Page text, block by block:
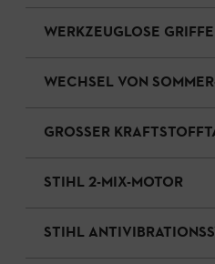
WERKZEUGLOSE
WECHSEL VON
GROSSER
STIHL 2-MIX-MOTOR
STIHL